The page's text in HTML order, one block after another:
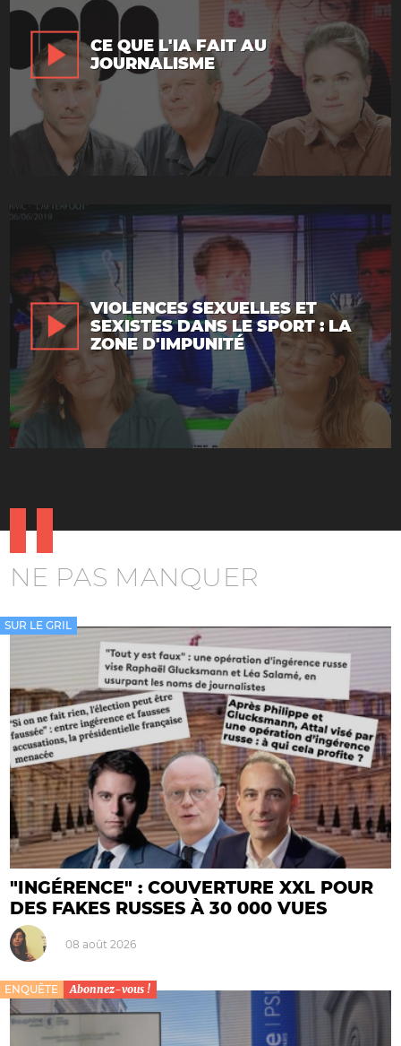
CE QUE L'IA FAIT AU
JOURNALISME
VIOLENCES SEXUELLES ET
SEXISTES DANS LE SPORT : LA
ZONE D'IMPUNITÉ
NE PAS MANQUER
SUR LE GRIL
"INGÉRENCE" : COUVERTURE XXL POUR
DES FAKES RUSSES À 30 000 VUES
08 août 2026
ENQUÊTE Abonnez-vous !